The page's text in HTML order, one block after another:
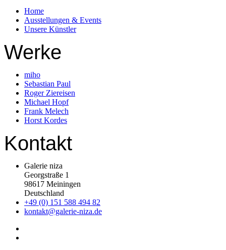
Home
Ausstellungen & Events
Unsere Künstler
Werke
miho
Sebastian Paul
Roger Ziereisen
Michael Hopf
Frank Melech
Horst Kordes
Kontakt
Galerie niza
Georgstraße 1
98617 Meiningen
Deutschland
+49 (0) 151 588 494 82
kontakt@galerie-niza.de